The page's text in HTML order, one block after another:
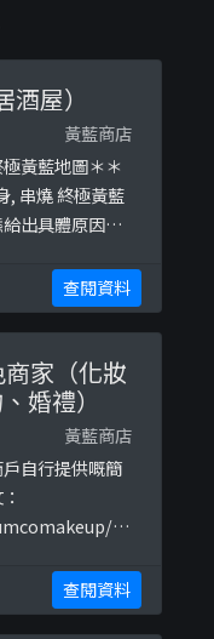
屋）
黃藍商店
黃藍地圖＊＊
, 串燒 終極黃藍
出具體原因。
買1送1 【21:00
位以下係相關證
goshak ...
查閱資料
家（化妝
婚禮）
黃藍商店
自行提供嘅簡
ph
查閱資料